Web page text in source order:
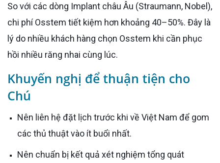
So với các dòng Implant châu Âu (Straumann, Nobel),
chi phí Osstem tiết kiệm hơn khoảng 40–50%. Đây là
lý do nhiều khách hàng chọn Osstem khi cần phục
hồi nhiều răng nhai cùng lúc.
Khuyến nghị để thuận tiện cho
Chú
Nên liên hệ đặt lịch trước khi về Việt Nam để gom
các thủ thuật vào ít buổi nhất.
Nên chuẩn bị kết quả xét nghiệm tổng quát